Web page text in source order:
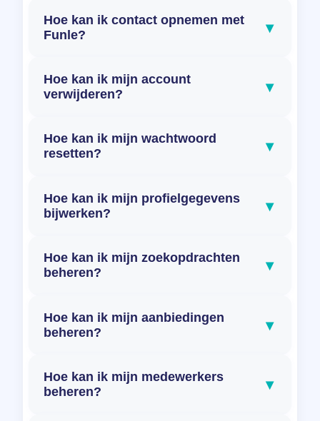
Hoe kan ik contact opnemen met
Funle?
▾
Hoe kan ik mijn account
verwijderen?
▾
Hoe kan ik mijn wachtwoord
resetten?
▾
Hoe kan ik mijn profielgegevens
bijwerken?
▾
Hoe kan ik mijn zoekopdrachten
beheren?
▾
Hoe kan ik mijn aanbiedingen
beheren?
▾
Hoe kan ik mijn medewerkers
beheren?
▾